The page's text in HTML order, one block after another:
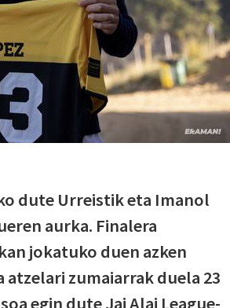
dute Urreistik eta Imanol
aurka. Finalera
jokatuko duen azken
zumaiarrak duela 23
egin dute Jai Alai League-